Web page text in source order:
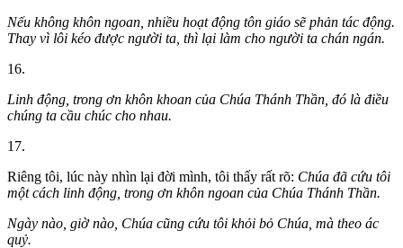
Nếu không khôn ngoan, nhiều hoạt động tôn giáo sẽ phản tác động.
Thay vì lôi kéo được người ta, thì lại làm cho người ta chán ngán.
16.
Linh động, trong ơn khôn khoan của Chúa Thánh Thần, đó là điều
chúng ta cầu chúc cho nhau.
17.
Riêng tôi, lúc này nhìn lại đời mình, tôi thấy rất rõ: Chúa đã cứu tôi
một cách linh động, trong ơn khôn ngoan của Chúa Thánh Thần.
Ngày nào, giờ nào, Chúa cũng cứu tôi khỏi bỏ Chúa, mà theo ác
quỷ.